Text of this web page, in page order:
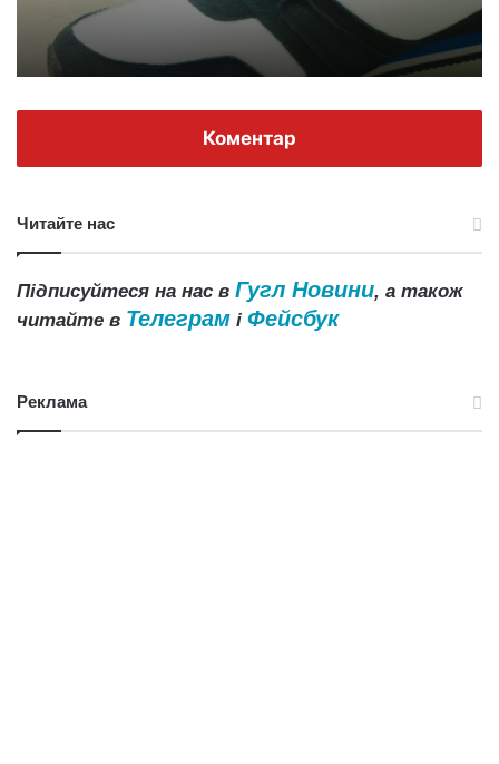
Коментар
Читайте нас
Підписуйтеся на нас в Гугл Новини, а також
читайте в Телеграм і Фейсбук
Реклама